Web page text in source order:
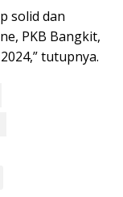
solid dan
PKB Bangkit,
tutupnya.